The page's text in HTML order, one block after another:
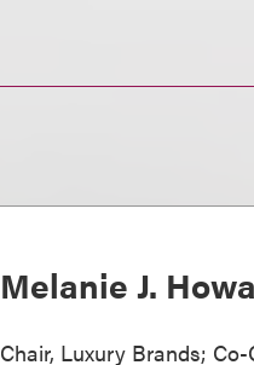
Melanie J.
Chair, Luxury Brands;